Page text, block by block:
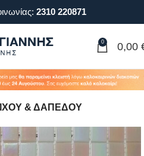
2310 220871
0 0,00
& ΔΑΠΕΔΟΥ